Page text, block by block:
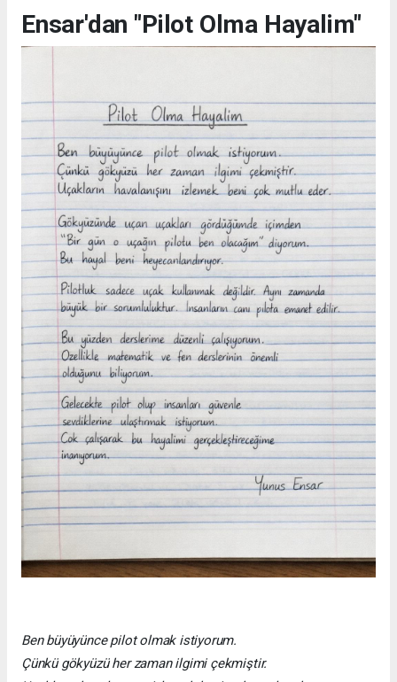
Ensar'dan "Pilot Olma Hayalim"
Ben büyüyünce pilot olmak istiyorum.
Çünkü gökyüzü her zaman ilgimi çekmiştir.